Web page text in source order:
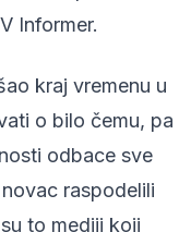
Informer.
kraj vremenu u
o bilo čemu, pa
odbace sve
raspodelili
to mediji koji